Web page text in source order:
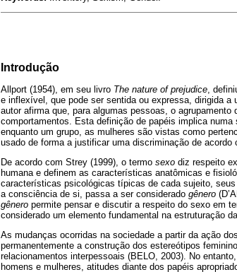
Introdução
Allport (1954), em seu livro The nature of prejudice ,
e inflexível, que pode ser sentida ou expressa, dirigida
autor afirma que, para algumas pessoas, o
comportamentos. Esta definição de papéis implica
enquanto um grupo, as mulheres são vistas como
usado de forma a justificar uma discriminação de acordo
De acordo com Strey (1999), o termo sexo diz respeito
humana e definem as características anatômicas e
características psicológicas típicas de cada sujeito,
a consciência de si, passa a ser considerado gênero
gênero permite pensar e discutir a respeito do sexo em
considerado um elemento fundamental na estruturação
As mudanças ocorridas na sociedade a partir da ação
permanentemente a construção dos estereótipos
relacionamentos interpessoais (BELO, 2003). No
homens e mulheres, atitudes diante dos papéis